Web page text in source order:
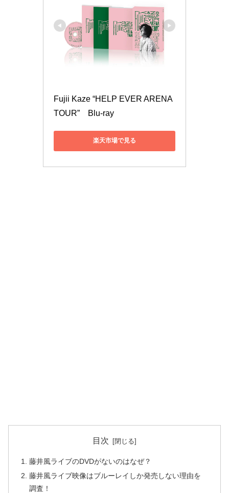
Fujii Kaze “HELP EVER ARENA
TOUR”　Blu-ray
楽天市場で見る
目次
藤井風ライブのDVDがないのはなぜ？
藤井風ライブ映像はブルーレイしか発売しない理由を
調査！